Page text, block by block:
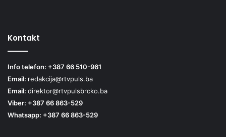
Kontakt
Info telefon: +387 66 510-961
Email: redakcija@rtvpuls.ba
Email: direktor@rtvpulsbrcko.ba
Viber: +387 66 863-529
Whatsapp: +387 66 863-529